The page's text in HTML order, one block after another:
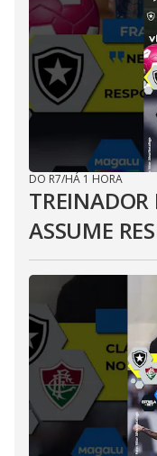
DO R7/HÁ 1 HORA
TREINADOR
ASSUME